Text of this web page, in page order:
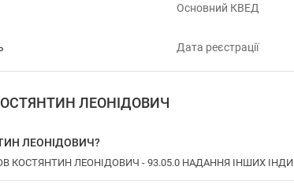
Основний КВЕД
Дата реєстрації
ЛЕОНІДОВИЧ
ЛЕОНІДОВИЧ?
КОСТЯНТИН ЛЕОНІДОВИЧ - 93.05.0 НАДАННЯ ІНШИХ